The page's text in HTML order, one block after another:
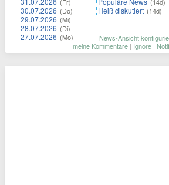
30.07.2026 (Do)
29.07.2026 (Mi)
28.07.2026 (Di)
27.07.2026 (Mo)
Heiß diskutiert (14d)
News-Ansicht
meine Kommentare | Ignore |